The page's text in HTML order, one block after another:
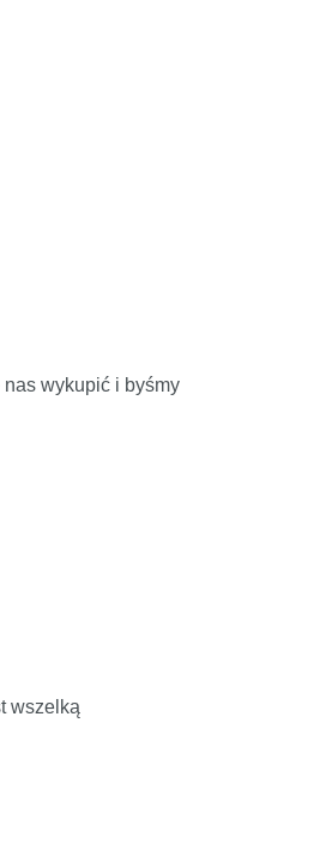
nas wykupić i byśmy
wszelką